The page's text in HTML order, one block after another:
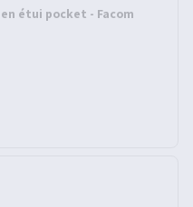
étui pocket - Facom